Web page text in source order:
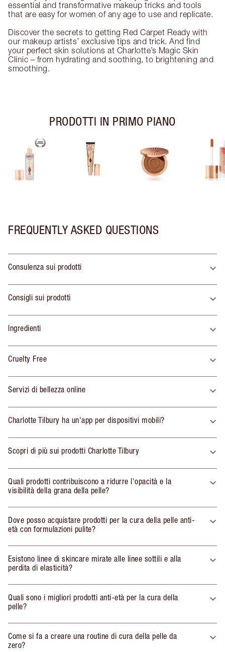
essential and transformative makeup tricks and tools
that are easy for women of any age to use and replicate.
Discover the secrets to getting Red Carpet Ready with
our makeup artists’ exclusive tips and trick. And find
your perfect skin solutions at Charlotte’s Magic Skin
Clinic – from hydrating and soothing, to brightening and
smoothing.
PRODOTTI IN PRIMO PIANO
FREQUENTLY ASKED QUESTIONS
Consulenza sui prodotti
Consigli sui prodotti
Ingredienti
Cruelty Free
Servizi di bellezza online
Charlotte Tilbury ha un'app per dispositivi mobili?
Scopri di più sui prodotti Charlotte Tilbury
Quali prodotti contribuiscono a ridurre l'opacità e la
visibilità della grana della pelle?
Dove posso acquistare prodotti per la cura della pelle anti-
età con formulazioni pulite?
Esistono linee di skincare mirate alle linee sottili e alla
perdita di elasticità?
Quali sono i migliori prodotti anti-età per la cura della
pelle?
Come si fa a creare una routine di cura della pelle da
zero?